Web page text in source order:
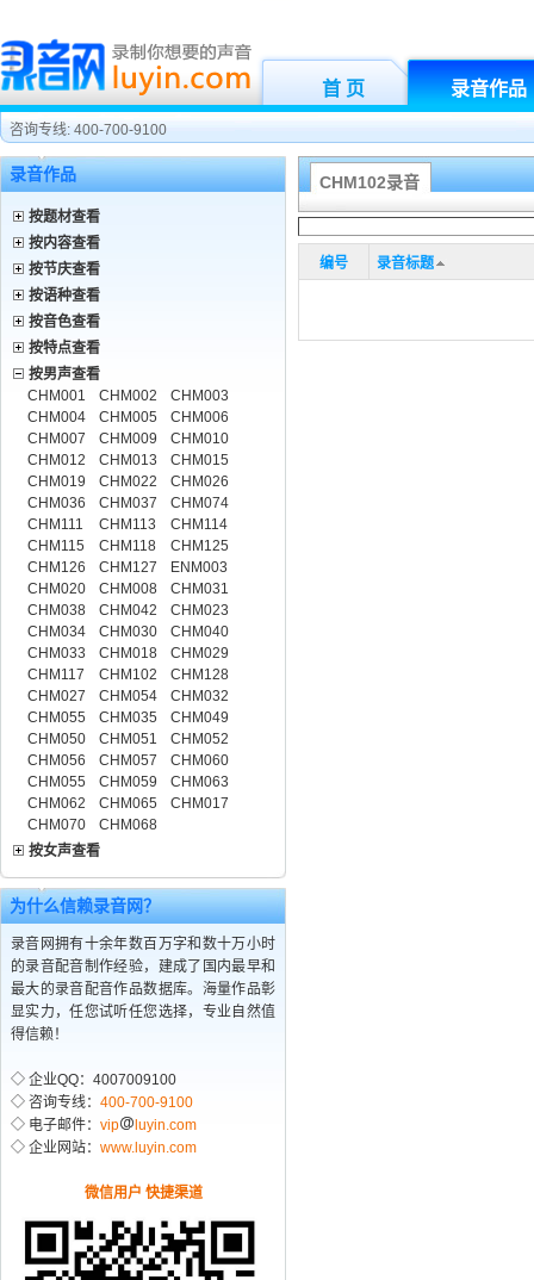
首 页 录音作品
咨询专线: 400-700-9100
录音作品
按题材查看
按内容查看
按节庆查看
按语种查看
按音色查看
按特点查看
按男声查看
CHM001
CHM002
CHM003
CHM004
CHM005
CHM006
CHM007
CHM009
CHM010
CHM012
CHM013
CHM015
CHM019
CHM022
CHM026
CHM036
CHM037
CHM074
CHM111
CHM113
CHM114
CHM115
CHM118
CHM125
CHM126
CHM127
ENM003
CHM020
CHM008
CHM031
CHM038
CHM042
CHM023
CHM034
CHM030
CHM040
CHM033
CHM018
CHM029
CHM117
CHM102
CHM128
CHM027
CHM054
CHM032
CHM055
CHM035
CHM049
CHM050
CHM051
CHM052
CHM056
CHM057
CHM060
CHM055
CHM059
CHM063
CHM062
CHM065
CHM017
CHM070
CHM068
按女声查看
为什么信赖录音网？
录音网拥有十余年数百万字和数十万小时
的录音配音制作经验，建成了国内最早和
最大的录音配音作品数据库。海量作品彰
显实力，任您试听任您选择，专业自然值
得信赖！
◇ 企业QQ：4007009100
◇ 咨询专线： 400-700-9100
◇ 电子邮件： vip
luyin.com
◇ 企业网站： www.luyin.com
微信用户 快捷渠道
CHM102录音
编号 录音标题